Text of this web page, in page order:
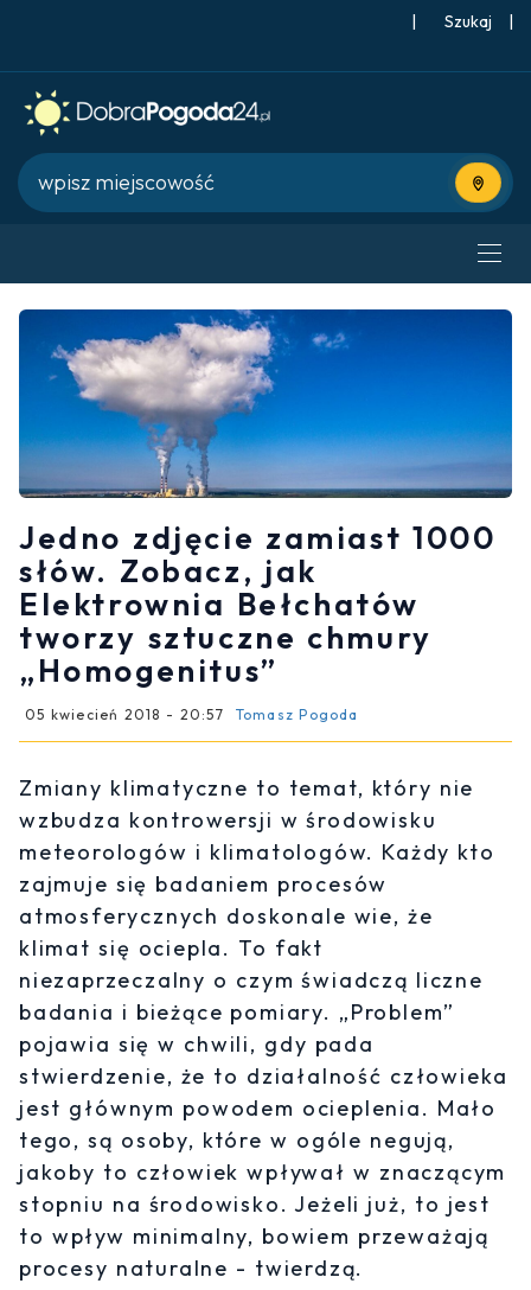
| |
Użyj
Jedno zdjęcie zamiast 1000
słów. Zobacz, jak
Elektrownia Bełchatów
tworzy sztuczne chmury
„Homogenitus”
05 kwiecień 2018 - 20:57 Tomasz Pogoda
Zmiany klimatyczne to temat, który nie
wzbudza kontrowersji w środowisku
meteorologów i klimatologów. Każdy kto
zajmuje się badaniem procesów
atmosferycznych doskonale wie, że
klimat się ociepla. To fakt
niezaprzeczalny o czym świadczą liczne
badania i bieżące pomiary. „Problem”
pojawia się w chwili, gdy pada
stwierdzenie, że to działalność człowieka
jest głównym powodem ocieplenia. Mało
tego, są osoby, które w ogóle negują,
jakoby to człowiek wpływał w znaczącym
stopniu na środowisko. Jeżeli już, to jest
to wpływ minimalny, bowiem przeważają
procesy naturalne - twierdzą.